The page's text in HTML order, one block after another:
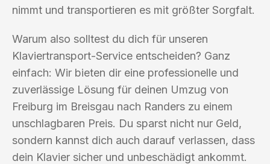
nimmt und transportieren es mit größter Sorgfalt.
Warum also solltest du dich für unseren
Klaviertransport-Service entscheiden? Ganz
einfach: Wir bieten dir eine professionelle und
zuverlässige Lösung für deinen Umzug von
Freiburg im Breisgau nach Randers zu einem
unschlagbaren Preis. Du sparst nicht nur Geld,
sondern kannst dich auch darauf verlassen, dass
dein Klavier sicher und unbeschädigt ankommt.